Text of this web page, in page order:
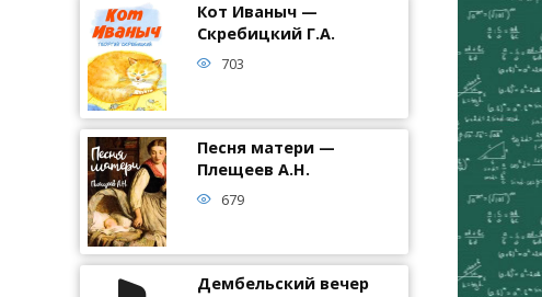
Кот Иваныч —
Скребицкий Г.А.
703
Песня матери —
Плещеев А.Н.
679
Дембельский вечер